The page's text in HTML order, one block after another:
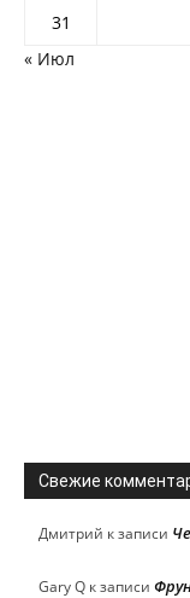
31
« Июл
Свежие
Дмитрий к записи
Gary Q к записи